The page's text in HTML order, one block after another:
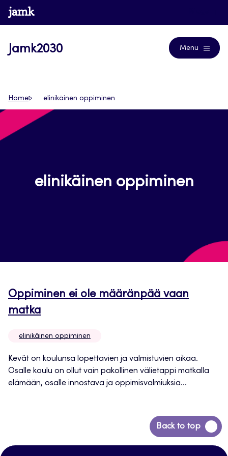
Siirry
suoraan
www.jamk.fi
Jamk2030 Menu
Home elinikäinen oppiminen
elinikäinen oppiminen
Oppiminen ei ole määränpää vaan
matka
elinikäinen oppiminen
Kevät on koulunsa lopettavien ja valmistuvien aikaa.
Osalle koulu on ollut vain pakollinen välietappi matkalla
elämään, osalle innostava ja oppimisvalmiuksia...
Back to top
Siirry
takaisin